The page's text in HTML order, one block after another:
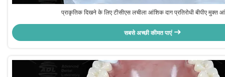
प्राकृतिक दिखने के लिए टीसीएस लचीला आंशिक दाग प्रतिरोधी बीपीए मुक्त
सबसे अच्छी कीमत पाएं